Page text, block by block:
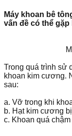
Máy khoan bê
vấn đề có thể
Trong quá trình sử
khoan kim cương.
sau:
a. Vỡ trong khi
b. Hạt kim cương
c. Khoan quá chậm